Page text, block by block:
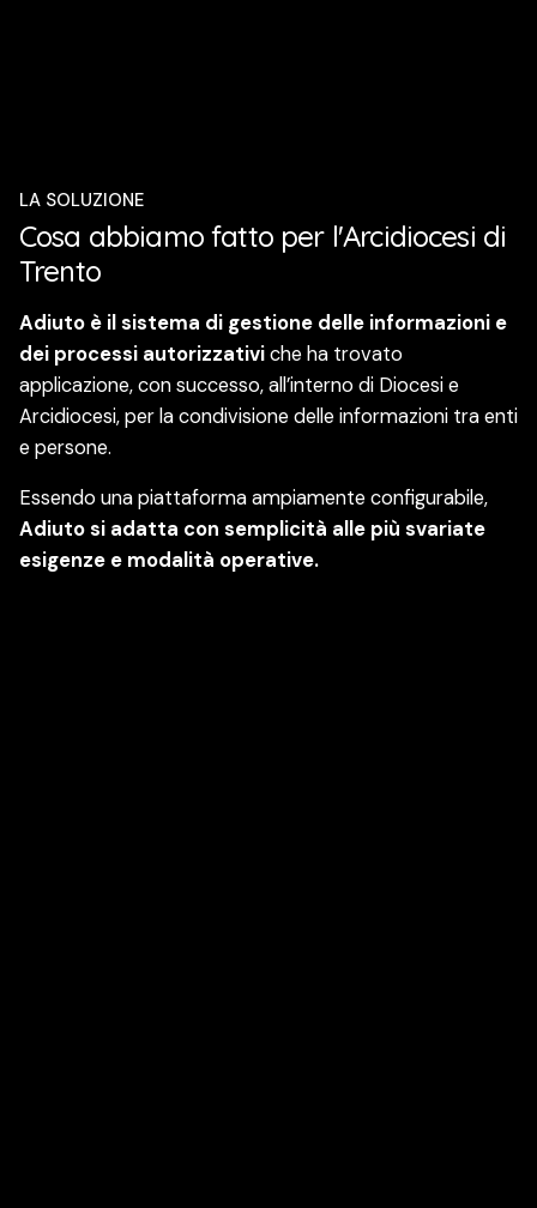
LA SOLUZIONE
Cosa abbiamo fatto per l'Arcidiocesi di
Trento
Adiuto è il sistema di gestione delle informazioni e
dei processi autorizzativiche ha trovato
applicazione, con successo, all’interno di Diocesi e
Arcidiocesi, per la condivisione delle informazioni tra enti
e persone.
Essendo una piattaforma ampiamente configurabile,
Adiuto si adatta con semplicità alle più svariate
esigenze e modalità operative.